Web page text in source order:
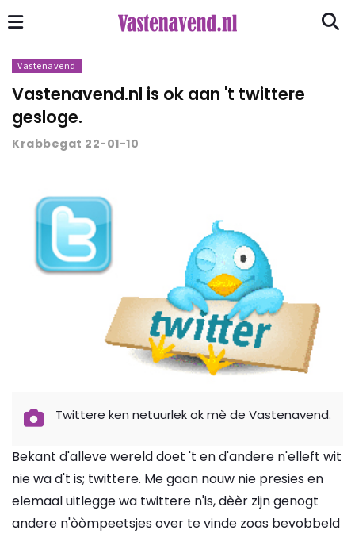
Vastenavend
Vastenavend.nl is ok aan 't twittere
gesloge.
Krabbegat 22-01-10
Twittere ken netuurlek ok mè de Vastenavend.
Bekant d'alleve wereld doet 't en d'andere n'elleft wit
nie wa d't is; twittere. Me gaan nouw nie presies en
elemaal uitlegge wa twittere n'is, dèèr zijn genogt
andere n'òòmpeetsjes over te vinde zoas bevobbeld